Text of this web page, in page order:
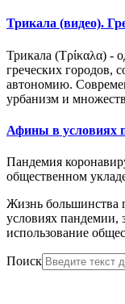
Трикала (видео).
Трикала (Τρίκαλα) -
греческих городов,
автономию.
урбанизм и
Афины в условиях
Пандемия
общественном
Жизнь большинства
условиях пандемии,
использование
Поиск